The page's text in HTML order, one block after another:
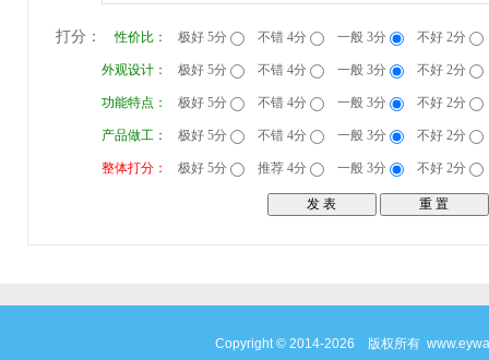
打分： 性价比： 极好 5分 不错 4分 一般 3分 不好 2分
外观设计： 极好 5分 不错 4分 一般 3分 不好 2分
功能特点： 极好 5分 不错 4分 一般 3分 不好 2分
产品做工： 极好 5分 不错 4分 一般 3分 不好 2分
整体打分： 极好 5分 推荐 4分 一般 3分 不好 2分
Copyright © 2014-2026 版权所有